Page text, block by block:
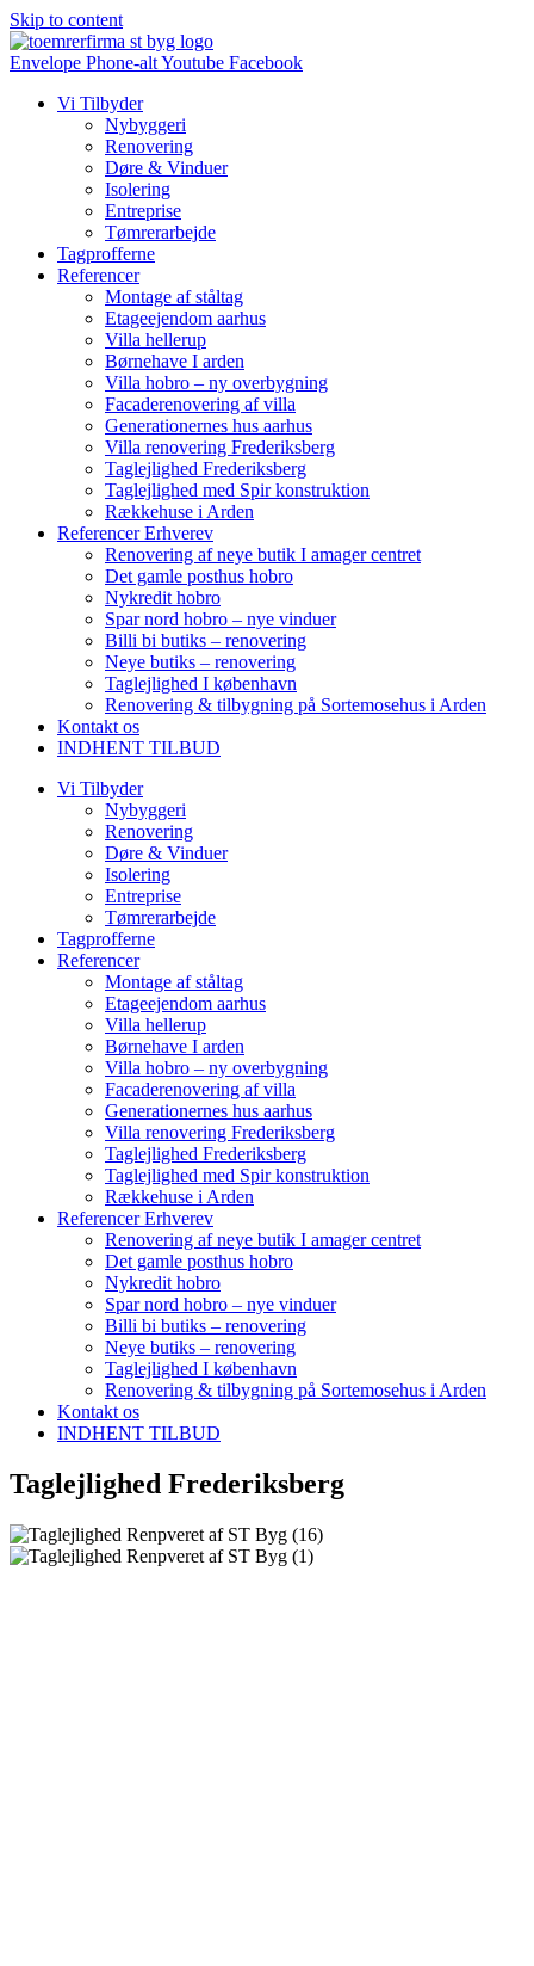
Skip to content
Envelope Phone-altYoutube Facebook
Vi Tilbyder
Nybyggeri
Renovering
Døre & Vinduer
Isolering
Entreprise
Tømrerarbejde
Tagprofferne
Referencer
Montage af ståltag
Etageejendom aarhus
Villa hellerup
Børnehave I arden
Villa hobro – ny overbygning
Facaderenovering af villa
Generationernes hus aarhus
Villa renovering Frederiksberg
Taglejlighed Frederiksberg
Taglejlighed med Spir konstruktion
Rækkehuse i Arden
Referencer Erhverev
Renovering af neye butik I amager centret
Det gamle posthus hobro​
Nykredit hobro
Spar nord hobro – nye vinduer
Billi bi butiks – renovering
Neye butiks – renovering
Taglejlighed I københavn
Renovering & tilbygning på Sortemosehus i Arden
Kontakt os
INDHENT TILBUD
Vi Tilbyder
Nybyggeri
Renovering
Døre & Vinduer
Isolering
Entreprise
Tømrerarbejde
Tagprofferne
Referencer
Montage af ståltag
Etageejendom aarhus
Villa hellerup
Børnehave I arden
Villa hobro – ny overbygning
Facaderenovering af villa
Generationernes hus aarhus
Villa renovering Frederiksberg
Taglejlighed Frederiksberg
Taglejlighed med Spir konstruktion
Rækkehuse i Arden
Referencer Erhverev
Renovering af neye butik I amager centret
Det gamle posthus hobro​
Nykredit hobro
Spar nord hobro – nye vinduer
Billi bi butiks – renovering
Neye butiks – renovering
Taglejlighed I københavn
Renovering & tilbygning på Sortemosehus i Arden
Kontakt os
INDHENT TILBUD
Taglejlighed Frederiksberg